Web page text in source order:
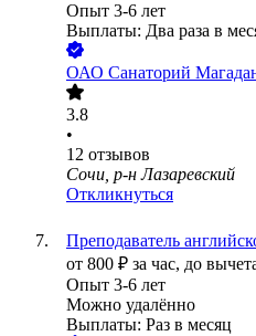
Опыт 3-6 лет
Выплаты: Два раза в
ОАО Санаторий
3.8
•
12 отзывов
Сочи, р-н Лазаревский
Откликнуться
Преподаватель
от 800 ₽ за час, до
Опыт 3-6 лет
Можно удалённо
Выплаты: Раз в месяц